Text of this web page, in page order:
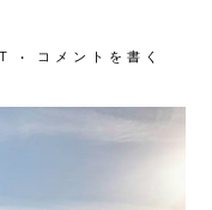
• コメントを書く